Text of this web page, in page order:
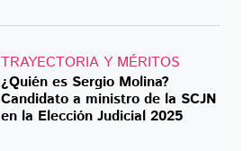
TRAYECTORIA Y MÉRITOS
¿Quién es Sergio Molina?
Candidato a ministro de la SCJN
en la Elección Judicial 2025